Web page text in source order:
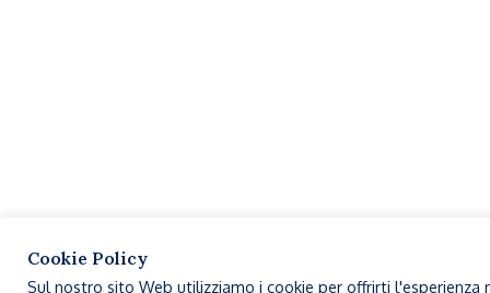
Cookie Policy
Sul nostro sito Web utilizziamo i cookie per offrirti l'esperienza